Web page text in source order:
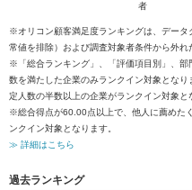
者
※オリコン顧客満足度ランキングは、デー
常値を排除）および調査対象者条件から外れ
※「総合ランキング」、「評価項目別」、部
数を満たした企業のみランクイン対象とな
定人数の半数以上の企業がランクイン対象と
※総合得点が60.00点以上で、他人に薦めた
ンクイン対象となります。
≫ 詳細はこちら
過去ランキング